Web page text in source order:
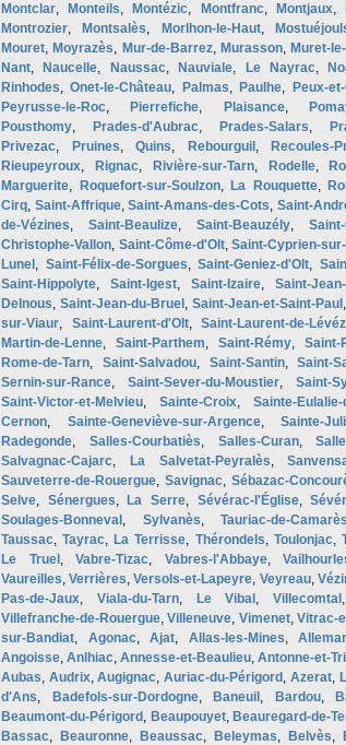
Montclar, Monteils, Montézic, Montfranc, Montjaux,
Montrozier, Montsalès, Morlhon-le-Haut,
Mouret, Moyrazès, Mur-de-Barrez, Murasson, Muret-
Nant, Naucelle, Naussac, Nauviale, Le Nayrac,
Rinhodes,Onet-le-Château, Palmas, Paulhe, Peux-
Peyrusse-le-Roc, Pierrefiche, Plaisance,
Pousthomy, Prades-d'Aubrac, Prades-Salars,
Privezac, Pruines,Quins, Rebourguil , Recoules-
Rieupeyroux, Rignac, Rivière-sur-Tarn, Rodelle,
Marguerite, Roquefort-sur-Soulzon, La Rouquette,
Cirq, Saint-Affrique, Saint-Amans-des-Cots, Saint-
de-Vézines, Saint-Beaulize, Saint-Beauzély,
Christophe-Vallon, Saint-Côme-d'Olt,Saint-Cyprien-
Lunel , Saint-Félix-de-Sorgues,Saint-Geniez-d'Olt,
Saint-Hippolyte, Saint-Igest, Saint-Izaire, Saint-
Delnous, Saint-Jean-du-Bruel , Saint-Jean-et-Saint-Paul
sur-Viaur, Saint-Laurent-d'Olt, Saint-Laurent-de-
Martin-de-Lenne, Saint-Parthem, Saint-Rémy, Saint-
Rome-de-Tarn, Saint-Salvadou, Saint-Santin,Saint-
Sernin-sur-Rance, Saint-Sever-du-Moustier, Saint-
Saint-Victor-et-Melvieu, Sainte-Croix, Sainte-Eulalie-
Cernon, Sainte-Geneviève-sur-Argence,Sainte-
Radegonde, Salles-Courbatiès, Salles-Curan,
Salvagnac-Cajarc, La Salvetat-Peyralès,
Sauveterre-de-Rouergue,Savignac,Sébazac-
Selve, Sénergues, La Serre, Sévérac-l'Église,
Soulages-Bonneval , Sylvanès,Tauriac-de-Camarès
Taussac,Tayrac, La Terrisse, Thérondels, Toulonjac,
Le Truel , Vabre-Tizac, Vabres-l'Abbaye,
Vaureilles,Verrières,Versols-et-Lapeyre, Veyreau,
Pas-de-Jaux, Viala-du-Tarn, Le Vibal ,Villecomtal
Villefranche-de-Rouergue,Villeneuve, Vimenet,Vitrac-
sur-Bandiat, Agonac,Ajat, Allas-les-Mines,
Angoisse, Anlhiac, Annesse-et-Beaulieu, Antonne-et-
Aubas, Audrix,Augignac,Auriac-du-Périgord , Azerat,
d'Ans, Badefols-sur-Dordogne, Baneuil , Bardou,
Beaumont-du-Périgord , Beaupouyet, Beauregard-de-
Bassac, Beauronne, Beaussac, Beleymas, Belvès,